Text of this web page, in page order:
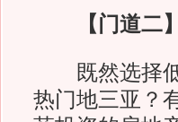
【门道二】
既然选择低
热门地三亚？